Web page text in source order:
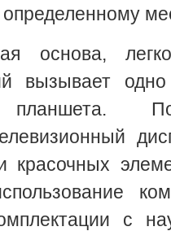
основа,
вызывает одно
планшета.
красочных
с